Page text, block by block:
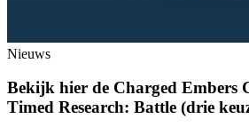
Nieuws
Bekijk hier de Charged Embers
Timed Research: Battle (drie